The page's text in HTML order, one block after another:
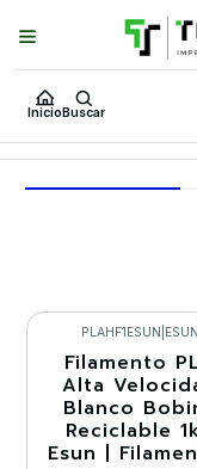
Inicio Buscar
Puedes Elegir:
Inicio Todo 3D
PLA ALTA VELOCIDAD
-30%
PLAHF1ESUN ESUN
Filamento
Alta
Blanco
Reciclable
Esun |